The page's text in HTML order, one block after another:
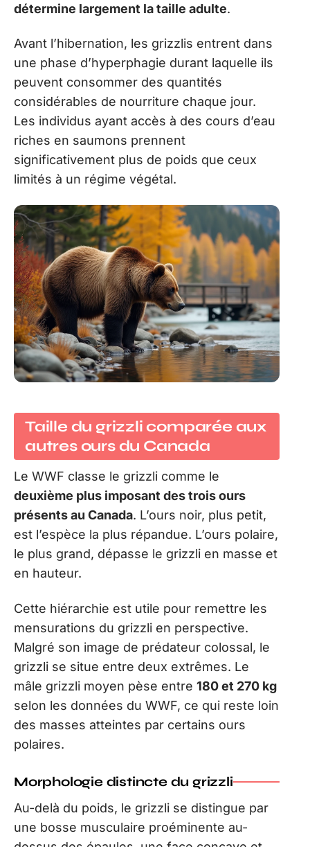
détermine largement la taille adulte.
Avant l’hibernation, les grizzlis entrent dans
une phase d’hyperphagie durant laquelle ils
peuvent consommer des quantités
considérables de nourriture chaque jour.
Les individus ayant accès à des cours d’eau
riches en saumons prennent
significativement plus de poids que ceux
limités à un régime végétal.
Taille du grizzli comparée aux
autres ours du Canada
Le WWF classe le grizzli comme le
deuxième plus imposant des trois ours
présents au Canada. L’ours noir, plus petit,
est l’espèce la plus répandue. L’ours polaire,
le plus grand, dépasse le grizzli en masse et
en hauteur.
Cette hiérarchie est utile pour remettre les
mensurations du grizzli en perspective.
Malgré son image de prédateur colossal, le
grizzli se situe entre deux extrêmes. Le
mâle grizzli moyen pèse entre 180 et 270 kg
selon les données du WWF, ce qui reste loin
des masses atteintes par certains ours
polaires.
Morphologie distincte du grizzli
Au-delà du poids, le grizzli se distingue par
une bosse musculaire proéminente au-